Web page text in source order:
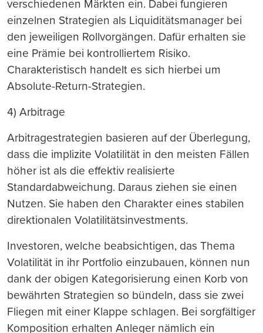
verschiedenen Märkten ein. Dabei fungieren
einzelnen Strategien als Liquiditätsmanager bei
den jeweiligen Rollvorgängen. Dafür erhalten sie
eine Prämie bei kontrolliertem Risiko.
Charakteristisch handelt es sich hierbei um
Absolute-Return-Strategien.
4) Arbitrage
Arbitragestrategien basieren auf der Überlegung,
dass die implizite Volatilität in den meisten Fällen
höher ist als die effektiv realisierte
Standardabweichung. Daraus ziehen sie einen
Nutzen. Sie haben den Charakter eines stabilen
direktionalen Volatilitätsinvestments.
Investoren, welche beabsichtigen, das Thema
Volatilität in ihr Portfolio einzubauen, können nun
dank der obigen Kategorisierung einen Korb von
bewährten Strategien so bündeln, dass sie zwei
Fliegen mit einer Klappe schlagen. Bei sorgfältiger
Komposition erhalten Anleger nämlich ein